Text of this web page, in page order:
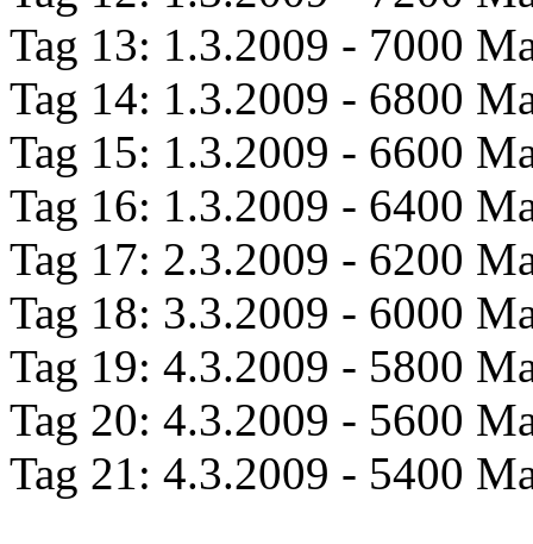
Tag 13: 1.3.2009 - 7000
Tag 14: 1.3.2009 - 6800
Tag 15: 1.3.2009 - 6600
Tag 16: 1.3.2009 - 6400
Tag 17: 2.3.2009 - 6200
Tag 18: 3.3.2009 - 6000
Tag 19: 4.3.2009 - 5800
Tag 20: 4.3.2009 - 5600
Tag 21: 4.3.2009 - 5400